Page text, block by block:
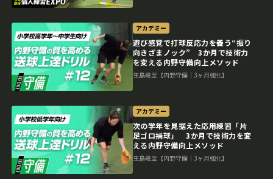
アカデミー
遊び感覚で打球反応力を養う“振り
向きざまノック” 3か月で技術力
を変える内野守備向上メソッド
生島峰至【内野守備｜3ヶ月強化】
アカデミー
次の学年を見据えた応用練習「片
足ゴロ捕球」 3か月で技術力を変
える内野守備向上メソッド
生島峰至【内野守備｜3ヶ月強化】